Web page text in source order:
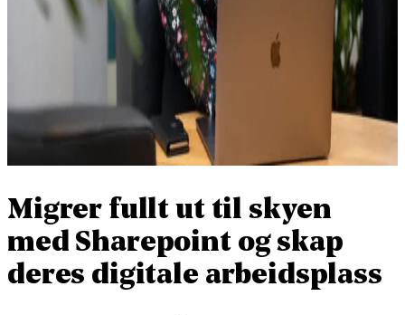
Migrer fullt ut til skyen
med Sharepoint og skap
deres digitale arbeidsplass